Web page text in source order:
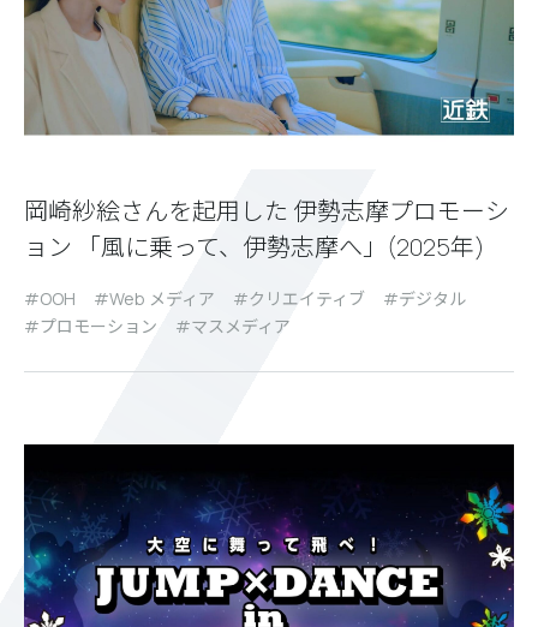
岡崎紗絵さんを起用した 伊勢志摩プロモーシ
ョン 「風に乗って、伊勢志摩へ」(2025年)
OOH Web メディア クリエイティブ
デジタル
プロモーション
マスメディア